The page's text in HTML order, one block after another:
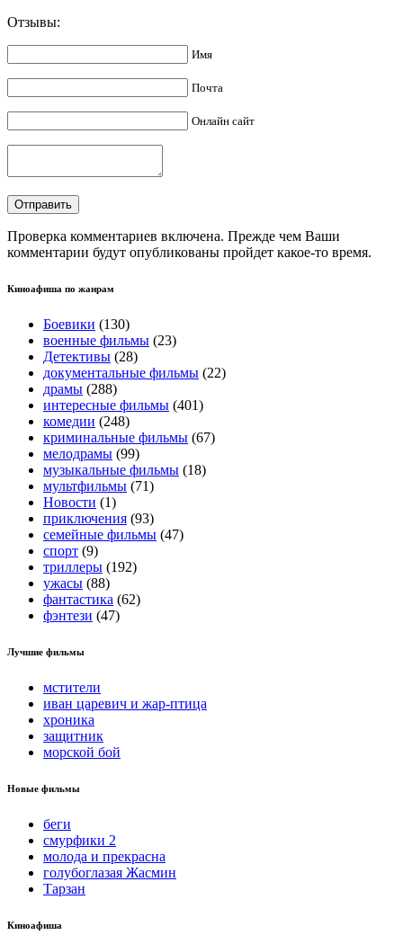
Отзывы:
Имя
Почта
Онлайн сайт
Проверка комментариев включена. Прежде чем Ваши
комментарии будут опубликованы пройдет какое-то время.
Киноафиша по жанрам
Боевики (130)
военные фильмы (23)
Детективы (28)
документальные фильмы (22)
драмы (288)
интересные фильмы (401)
комедии (248)
криминальные фильмы (67)
мелодрамы (99)
музыкальные фильмы (18)
мультфильмы (71)
Новости (1)
приключения (93)
семейные фильмы (47)
спорт (9)
триллеры (192)
ужасы (88)
фантастика (62)
фэнтези (47)
Лучшие фильмы
мстители
иван царевич и жар-птица
хроника
защитник
морской бой
Новые фильмы
беги
смурфики 2
молода и прекрасна
голубоглазая Жасмин
Тарзан
Киноафиша